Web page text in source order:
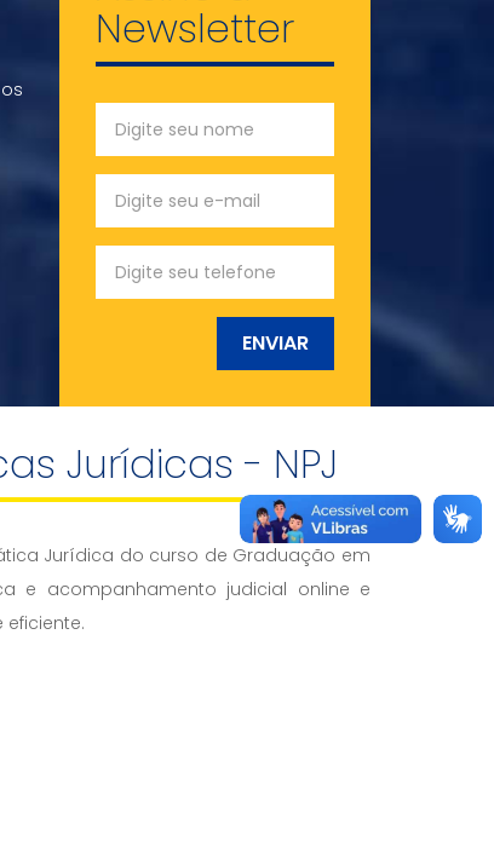
Newsletter
ENVIAR
Jurídicas - NPJ
Jurídica do curso de Graduação em
e acompanhamento judicial online e